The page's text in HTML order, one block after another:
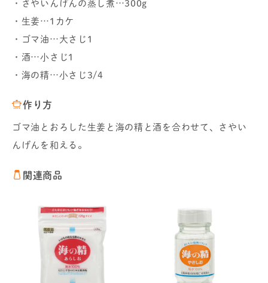
・さやいんげんの蒸し煮…300g
・生姜…1カケ
・ゴマ油…大さじ1
・酒…小さじ1
・海の精…小さじ3/4
作り方
ゴマ油とおろした生姜と海の精と酒を合わせて、さやい
んげんを和える。
関連商品